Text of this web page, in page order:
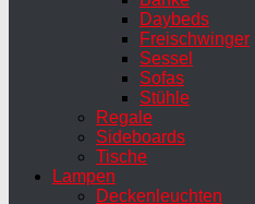
Daybeds
Freischwinger
Sessel
Sofas
Stühle
Regale
Sideboards
Tische
Lampen
Deckenleuchten